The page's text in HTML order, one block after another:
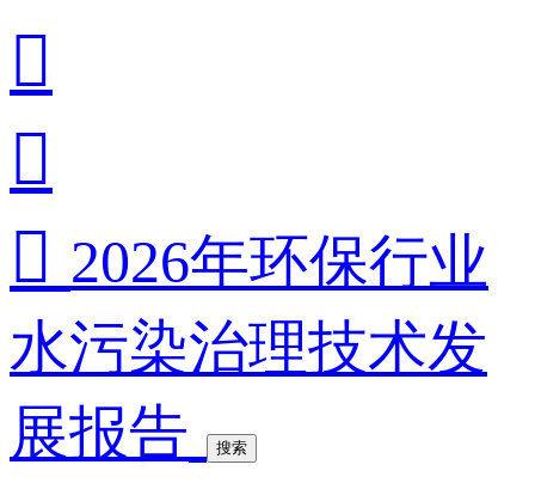


 2026年环保行业
水污染治理技术发
展报告
搜索